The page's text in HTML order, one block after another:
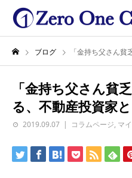
ブログ 「金持ち父さん貧乏父さ
「金持ち父さん貧
る、不動産投資家
2019.09.07 コラムページ, マ